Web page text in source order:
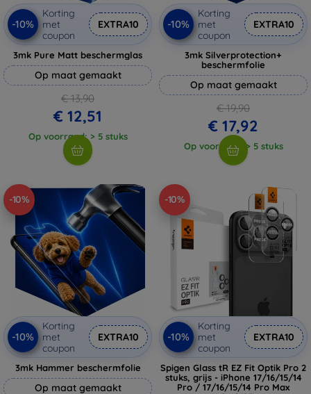
-10%
Korting
met
coupon
EXTRA10
3mk Pure Matt beschermglas
Op maat gemaakt
€ 13,90
€ 12,51
Op voorraad: > 5 stuks
-10%
Korting
met
coupon
EXTRA10
3mk Silverprotection+
beschermfolie
Op maat gemaakt
€ 19,90
€ 17,92
Op voorraad: > 5 stuks
-10%
-10%
Korting
met
coupon
EXTRA10
3mk Hammer beschermfolie
Op maat gemaakt
-10%
-10%
Korting
met
coupon
EXTRA10
Spigen Glass tR EZ Fit Optik Pro 2
stuks, grijs - iPhone 17/16/15/14
Pro / 17/16/15/14 Pro Max